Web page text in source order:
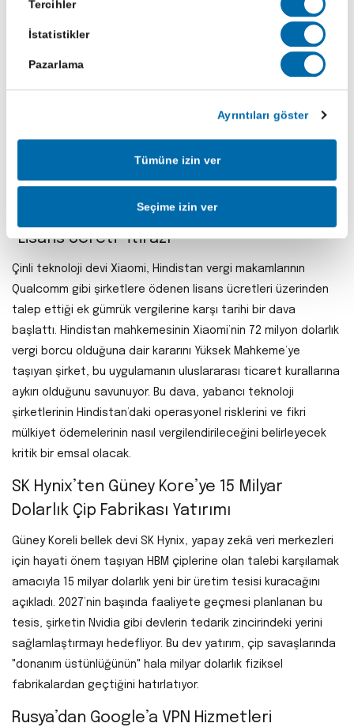
Tercihler
İstatistikler
Pazarlama
Ayrıntıları göster
Tümüne izin ver
Seçime izin ver
Kurumsal yazılım devi Workday ($WDAY), yapay zekânın
geleneksel iş modellerini tehdit ettiği endişeleri ve zayıf
büyüme tahminleri nedeniyle %10’a yakın değer kaybetti.
Şirketin yeni CEO'su Aneel Bhusri, AI ürünlerinin 400 milyon
insan kaynakları ve finans yazılımlarına olan genel talebi
azaltabileceği korkusuyla satışa yöneldi. Bu durum, "SaaS"
(yazılım hizmeti) sektöründeki devlerin AI döneminde hayatta
kalma mücadelesini simgeliyor.
Xiaomi’den Hindistan Vergi Kurumuna
"Lisans Ücreti" İtirazı
Çinli teknoloji devi Xiaomi, Hindistan vergi makamlarının
Qualcomm gibi şirketlere ödenen lisans ücretleri üzerinden
talep ettiği ek gümrük vergilerine karşı tarihi bir dava
başlattı. Hindistan mahkemesinin Xiaomi’nin 72 milyon dolarlık
vergi borcu olduğuna dair kararını Yüksek Mahkeme’ye
taşıyan şirket, bu uygulamanın uluslararası ticaret kurallarına
aykırı olduğunu savunuyor. Bu dava, yabancı teknoloji
şirketlerinin Hindistan’daki operasyonel risklerini ve fikri
mülkiyet ödemelerinin nasıl vergilendirileceğini belirleyecek
kritik bir emsal olacak.
SK Hynix’ten Güney Kore’ye 15 Milyar
Dolarlık Çip Fabrikası Yatırımı
Güney Koreli bellek devi SK Hynix, yapay zekâ veri merkezleri
için hayati önem taşıyan HBM çiplerine olan talebi karşılamak
amacıyla 15 milyar dolarlık yeni bir üretim tesisi kuracağını
açıkladı. 2027’nin başında faaliyete geçmesi planlanan bu
tesis, şirketin Nvidia gibi devlerin tedarik zincirindeki yerini
sağlamlaştırmayı hedefliyor. Bu dev yatırım, çip savaşlarında
"donanım üstünlüğünün" hala milyar dolarlık fiziksel
fabrikalardan geçtiğini hatırlatıyor.
Rusya’dan Google’a VPN Hizmetleri